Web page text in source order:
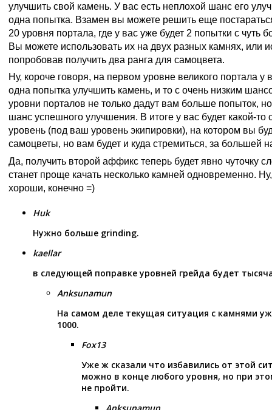
улучшить свой камень. У вас есть неплохой шанс его
одна попытка. Взамен вы можете решить еще
20 уровня портала, где у вас уже будет 2 попытки с чуть
Вы можете использовать их на двух разных камнях, или
попробовав получить два ранга для самоцвета.
Ну, короче говоря, на первом уровне великого портала у
одна попытка улучшить камень, и то с очень низким
уровни порталов не только дадут вам больше попыток,
шанс успешного улучшения. В итоге у вас будет какой-
уровень (под ваш уровень экипировки), на котором вы
самоцветы, но вам будет и куда стремиться, за большей
Да, получить второй аффикс теперь будет явно чуточку
станет проще качать несколько камней одновременно.
хороши, конечно =)
Huk
Нужно больше grinding.
kaellar
в следующей поправке уровней грейда будет
Anksunamun
На самом деле текущая ситуация с камнями
1000.
Fox13
Уже ж сказали что избавились от этой
можно в конце любого уровня, но при
не пройти.